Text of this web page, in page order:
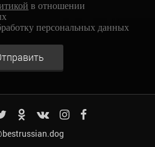
в отношении
персональных данных